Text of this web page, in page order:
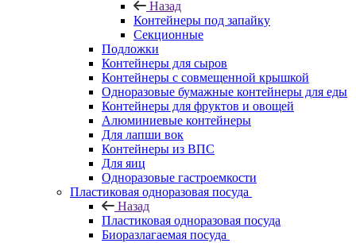
Назад
Контейнеры под запайку
Секционные
Подложки
Контейнеры для сыров
Контейнеры с совмещенной крышкой
Одноразовые бумажные контейнеры для еды
Контейнеры для фруктов и овощей
Алюминиевые контейнеры
Для лапши вок
Контейнеры из ВПС
Для яиц
Одноразовые гастроемкости
Пластиковая одноразовая посуда
Назад
Пластиковая одноразовая посуда
Биоразлагаемая посуда